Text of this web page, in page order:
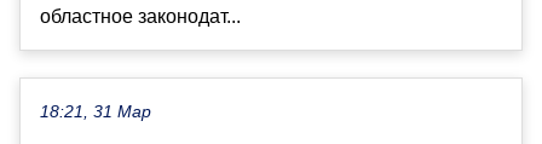
областное законодат...
18:21, 31 Мар